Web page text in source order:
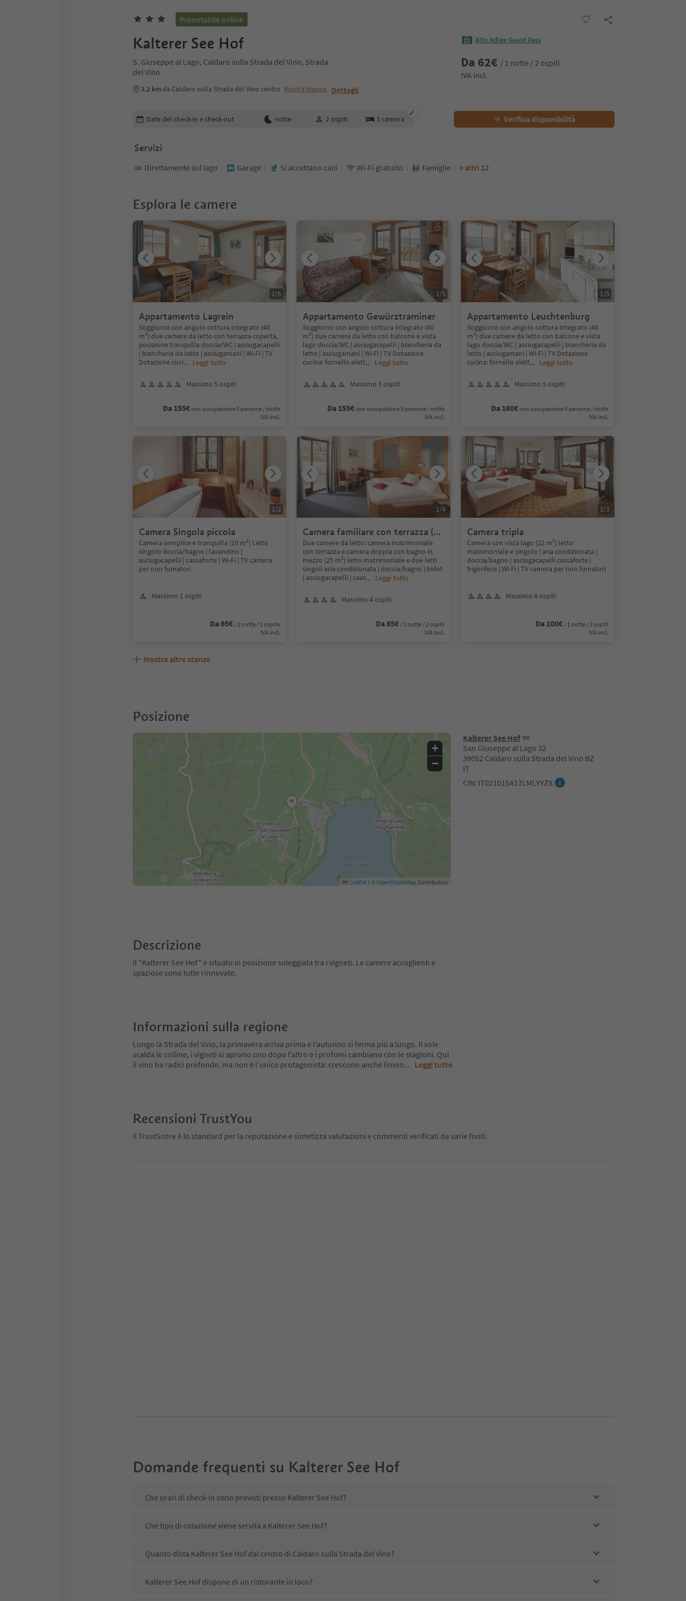
Prenotabile online
Kalterer See Hof
S. Giuseppe al Lago, Caldaro sulla Strada del Vino, Strada
del Vino
3.2 km da Caldaro sulla Strada del Vino centro Mostra Mappa Dettagli
Alto Adige Guest Pass
Da 62€ / 1 notte / 2 ospiti
IVA incl.
Modifica i dettagli della prenotazione
Date del check-in e check-out notte 2 ospiti 1 camera Verifica disponibilità
Servizi
Direttamente sul lago Garage Si accettano cani Wi-Fi gratuito Famiglie + altri 12
Esplora le camere
Appartamento Lagrein
Soggiorno con angolo cottura integrato (40
m²) due camere da letto con terrazza coperta,
posizione tranquilla doccia/WC | asciugacapelli
| biancheria da letto | asciugamani | Wi-Fi | TV
Dotazione cuci... Leggi tutto
Massimo 5 ospiti
Da 155€ con occupazione 5 persone / notte
IVA incl.
1/6
Appartamento Gewürztraminer
Soggiorno con angolo cottura integrato (40
m²) due camere da letto con balcone e vista
lago doccia/WC | asciugacapelli | biancheria da
letto | asciugamani | Wi-Fi | TV Dotazione
cucina: fornello elett... Leggi tutto
Massimo 5 ospiti
Da 155€ con occupazione 5 persone / notte
IVA incl.
1/5
Appartamento Leuchtenburg
Soggiorno con angolo cottura integrato (40
m²) due camere da letto con balcone e vista
lago doccia/WC | asciugacapelli | biancheria da
letto | asciugamani | Wi-Fi | TV Dotazione
cucina: fornello elett... Leggi tutto
Massimo 5 ospiti
Da 160€ con occupazione 5 persone / notte
IVA incl.
1/5
Camera Singola piccola
Camera semplice e tranquilla (10 m²) Letto
singolo doccia/bagno | lavandino |
asciugacapelli | cassaforte | Wi-Fi | TV camera
per non fumatori
Massimo 1 ospiti
Da 65€ / 1 notte / 1 ospite
IVA incl.
1/2
Camera familiare con terrazza (2
camere da letto)
Due camere da letto: camera matrimoniale
con terrazza e camera doppia con bagno in
mezzo (25 m²) letto matrimoniale e due letti
singoli aria condizionata | doccia/bagno | bidet
| asciugacapelli | caas... Leggi tutto
Massimo 4 ospiti
Da 85€ / 1 notte / 2 ospiti
IVA incl.
1/4
Camera tripla
Camera con vista lago (22 m²) letto
matrimoniale e singolo | aria condizionata |
doccia/bagno | asciugacapelli cassaforte |
frigorifero | Wi-Fi | TV camera per non fumatori
Massimo 4 ospiti
Da 100€ / 1 notte / 2 ospiti
IVA incl.
1/3
Mostra altre stanze
Posizione
Kalterer See Hof
San Giuseppe al Lago 32
39052 Caldaro sulla Strada del Vino BZ
IT
CIN: IT021015A17LMLYYZX
+
−
Leaflet | ©OpenStreetMapContributors
Descrizione
Il "Kalterer See Hof" è situato in posizione soleggiata tra i vigneti. Le camere accoglienti e
spaziose sono tutte rinnovate.
Informazioni sulla regione
Lungo la Strada del Vino, la primavera arriva prima e l’autunno si ferma più a lungo. Il sole
scalda le colline, i vigneti si aprono uno dopo l’altro e i profumi cambiano con le stagioni. Qui
il vino ha radici profonde, ma non è l’unico protagonista: crescono anche limon... Leggi tutto
Recensioni TrustYou
Il TrustScore è lo standard per la reputazione e sintetizza valutazioni e commenti verificati da varie fonti.
Domande frequenti su Kalterer See Hof
Che orari di check-in sono previsti presso Kalterer See Hof?
Che tipo di colazione viene servita a Kalterer See Hof?
Quanto dista Kalterer See Hof dal centro di Caldaro sulla Strada del Vino?
Kalterer See Hof dispone di un ristorante in loco?